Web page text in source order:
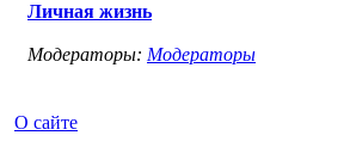
Личная жизнь
Модераторы: Модераторы
О сайте